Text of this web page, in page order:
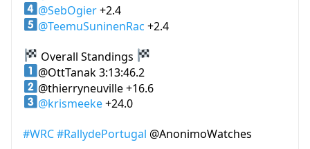
@SebOgier+2.4
@TeemuSuninenRac +2.4
Overall Standings
@OttTanak 3:13:46.2
@thierryneuville +16.6
@krismeeke+24.0
#WRC#RallydePortugal @AnonimoWatches